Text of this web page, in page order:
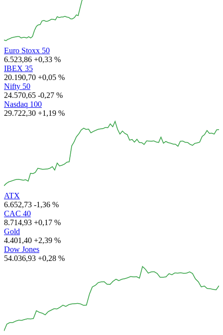
Euro Stoxx 50
6.523,86 +0,33 %
IBEX 35
20.190,70 +0,05 %
Nifty 50
24.570,65 -0,27 %
Nasdaq 100
29.722,30 +1,19 %
ATX
6.652,73 -1,36 %
CAC 40
8.714,93 +0,17 %
Gold
4.401,40 +2,39 %
Dow Jones
54.036,93 +0,28 %